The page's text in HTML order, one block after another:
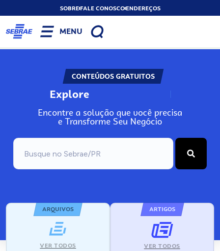
SOBREFALE CONOSCOENDEREÇOS
MENU
CONTEÚDOS GRATUITOS
Explore N
Encontre a solução que você precisa
e Transforme Seu Negócio
ARQUIVOS
VER TODOS
ARTIGOS
VER TODOS